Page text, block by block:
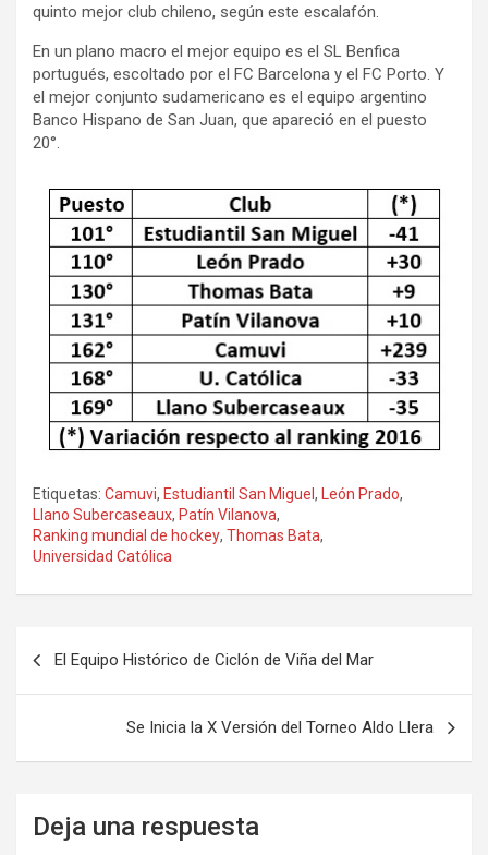
quinto mejor club chileno, según este escalafón.
En un plano macro el mejor equipo es el SL Benfica
portugués, escoltado por el FC Barcelona y el FC Porto. Y
el mejor conjunto sudamericano es el equipo argentino
Banco Hispano de San Juan, que apareció en el puesto
20°.
Etiquetas: Camuvi, Estudiantil San Miguel , León Prado,
Llano Subercaseaux, Patín Vilanova,
Ranking mundial de hockey, Thomas Bata,
Universidad Católica
El Equipo Histórico de Ciclón de Viña del Mar
Se Inicia la X Versión del Torneo Aldo Llera
Deja una respuesta